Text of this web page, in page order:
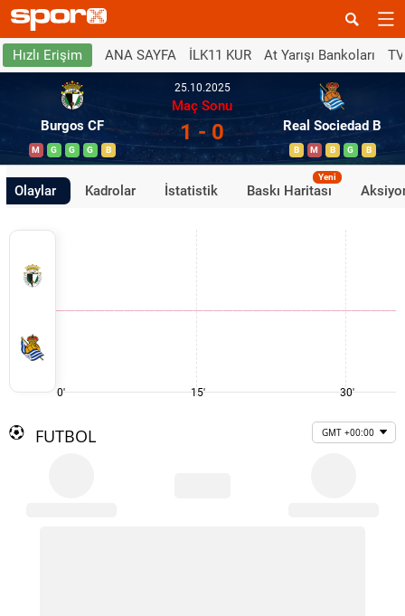
Hızlı Erişim ANA SAYFA İLK11 KUR At Yarışı Bankoları
Burgos CF
M G G G B
25.10.2025
Maç Sonu
1 - 0 Real Sociedad B
B M B G B
Olaylar Kadrolar İstatistik Baskı Haritası
Yeni
0' 15' 30'
FUTBOL GMT +00:00